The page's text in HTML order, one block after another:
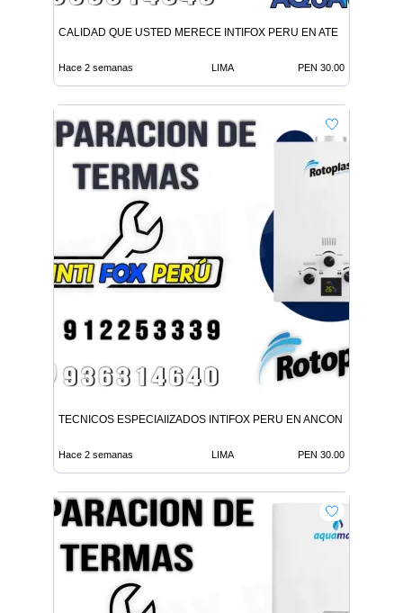
CALIDAD QUE USTED MERECE INTIFOX PERU EN ATE
Hace 2 semanas LIMA PEN 30.00
TECNICOS ESPECIAIIZADOS INTIFOX PERU EN ANCON
Hace 2 semanas LIMA PEN 30.00